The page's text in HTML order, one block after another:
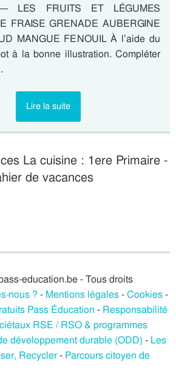
— LES FRUITS ET LÉGUMES
FRAISE GRENADE AUBERGINE
MANGUE FENOUIL À l’aide du
à la bonne illustration. Compléter
Lire la suite
La cuisine : 1ere Primaire -
de vacances
education.be - Tous droits
nous ? - Mentions légales-Cookies-
Pass Éducation - Responsabilité
RSE / RSO & programmes
développement durable (ODD) - Les
Recycler- Parcours citoyen de